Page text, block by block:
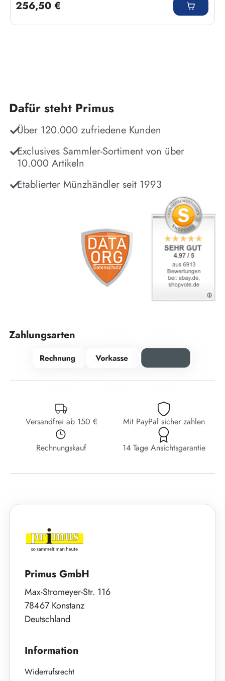
256,50 €
Dafür steht Primus
Über 120.000 zufriedene Kunden
Exclusives Sammler-Sortiment von über
10.000 Artikeln
Etablierter Münzhändler seit 1993
Zahlungsarten
Versandfrei ab 150 € Mit PayPal sicher zahlen
Rechnungskauf 14 Tage Ansichtsgarantie
Primus GmbH
Max-Stromeyer-Str. 116
78467 Konstanz
Deutschland
Information
Widerrufsrecht